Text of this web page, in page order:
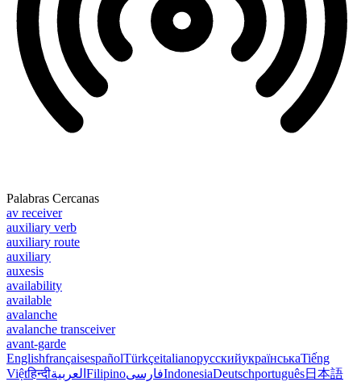
Palabras Cercanas
av receiver
auxiliary verb
auxiliary route
auxiliary
auxesis
availability
available
avalanche
avalanche transceiver
avant-garde
EnglishfrançaisespañolTürkçeitalianoрусскийукраїнськаTiếng
Việtहिन्दीالعربية FilipinoفارسیIndonesiaDeutschportuguês日本語